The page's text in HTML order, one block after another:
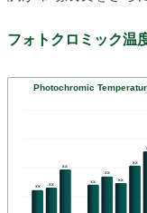
フォトクロミック温